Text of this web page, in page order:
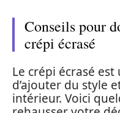
Conseils pour
crépi écrasé
Le crépi écrasé
d’ajouter du style
intérieur. Voici